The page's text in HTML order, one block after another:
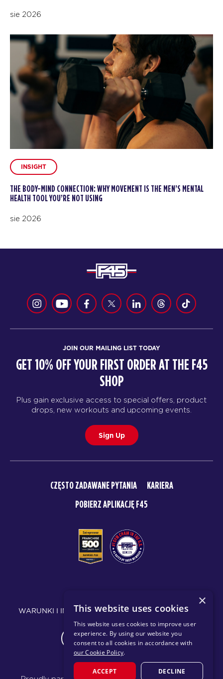
sie 2026
INSIGHT
THE BODY-MIND CONNECTION: WHY MOVEMENT IS THE MEN’S MENTAL
HEALTH TOOL YOU’RE NOT USING
sie 2026
JOIN OUR MAILING LIST TODAY
GET 10% OFF YOUR FIRST ORDER AT THE F45
SHOP
Plus gain exclusive access to special offers, product
drops, new workouts and upcoming events.
Sign Up
CZĘSTO ZADAWANE PYTANIA
KARIERA
POBIERZ APLIKACJĘ F45
WARUNKI I INFORMACJE POLITYKA PRYWATNOŚCI
CHANGE REGION
×
This website uses cookies
This website uses cookies to improve user
experience. By using our website you
consent to all cookies in accordance with
our Cookie Policy.
ACCEPT DECLINE